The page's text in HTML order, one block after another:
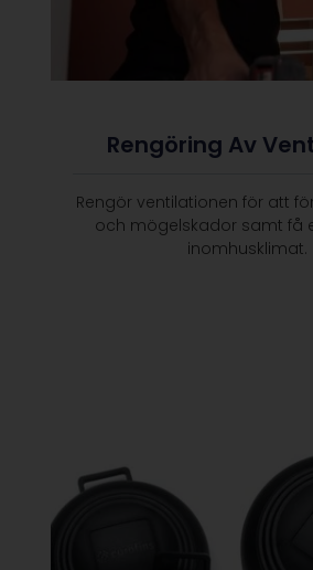
Rengöring Av
Rengör ventilationen för att
och mögelskador samt få
inomhusklimat.